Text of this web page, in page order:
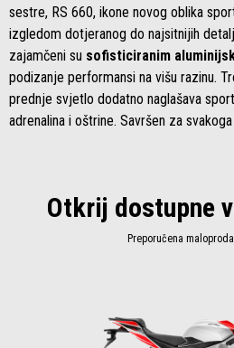
sestre, RS 660, ikone novog oblika
izgledom dotjeranog do najsitnijih
zajamčeni su sofisticiranim
podizanje performansi na višu razinu.
prednje svjetlo dodatno naglašava
adrenalina i oštrine. Savršen za
Otkrij dostupne
Preporučena